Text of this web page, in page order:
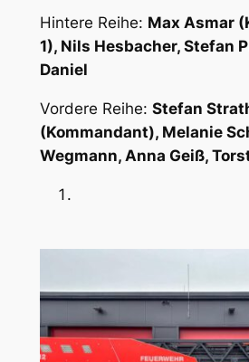
Hintere Reihe: Max Asmar
1), Nils Hesbacher, Stefan
Daniel
Vordere Reihe: Stefan
(Kommandant), Melanie
Wegmann, Anna Geiß,